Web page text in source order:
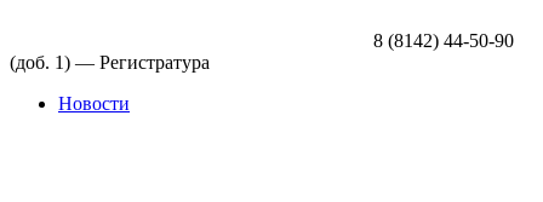
8 (8142) 44-50-90
(доб. 1) — Регистратура
Новости